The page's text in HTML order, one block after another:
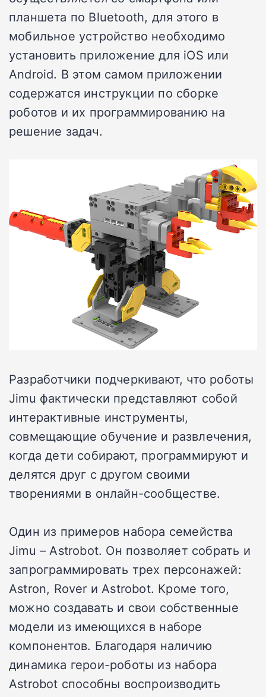
планшета по Bluetooth, для этого в
мобильное устройство необходимо
установить приложение для iOS или
Android. В этом самом приложении
содержатся инструкции по сборке
роботов и их программированию на
решение задач.
Разработчики подчеркивают, что роботы
Jimu фактически представляют собой
интерактивные инструменты,
совмещающие обучение и развлечения,
когда дети собирают, программируют и
делятся друг с другом своими
творениями в онлайн-сообществе.
Один из примеров набора семейства
Jimu – Astrobot. Он позволяет собрать и
запрограммировать трех персонажей:
Astron, Rover и Astrobot. Кроме того,
можно создавать и свои собственные
модели из имеющихся в наборе
компонентов. Благодаря наличию
динамика герои-роботы из набора
Astrobot способны воспроизводить